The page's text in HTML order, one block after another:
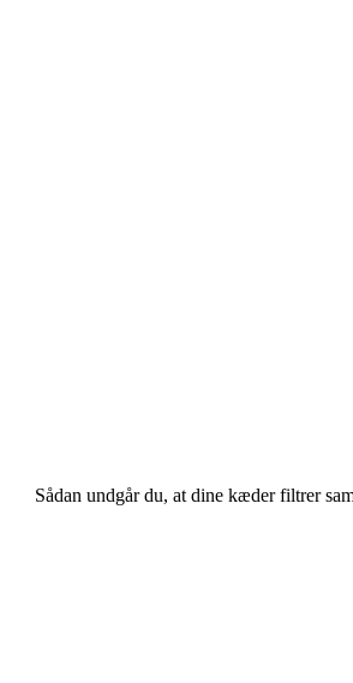
Sådan undgår du, at dine kæder filtrer